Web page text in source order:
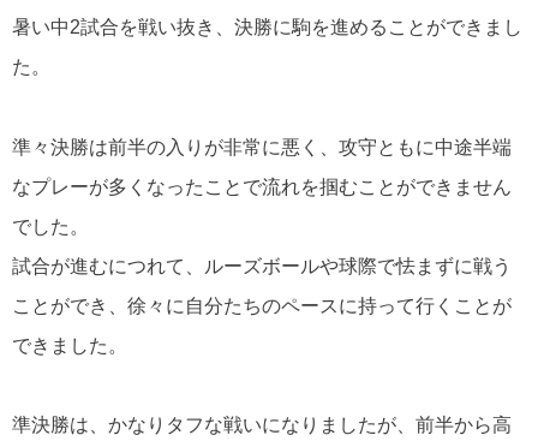
暑い中2試合を戦い抜き、決勝に駒を進めることができまし
た。
準々決勝は前半の入りが非常に悪く、攻守ともに中途半端
なプレーが多くなったことで流れを掴むことができません
でした。
試合が進むにつれて、ルーズボールや球際で怯まずに戦う
ことができ、徐々に自分たちのペースに持って行くことが
できました。
準決勝は、かなりタフな戦いになりましたが、前半から高